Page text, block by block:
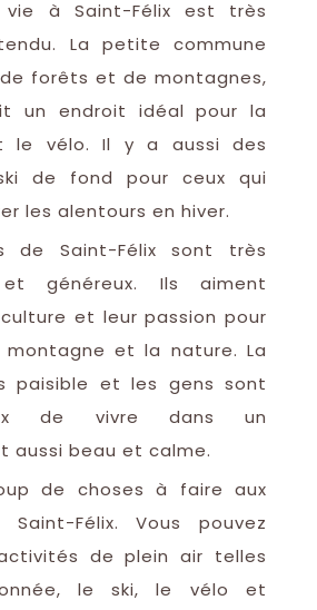
à Saint-Félix est très
La petite commune
forêts et de montagnes,
un endroit idéal pour la
le vélo. Il y a aussi des
de fond pour ceux qui
les alentours en hiver.
de Saint-Félix sont très
et généreux. Ils aiment
et leur passion pour
et la nature. La
paisible et les gens sont
de vivre dans un
aussi beau et calme.
de choses à faire aux
Félix. Vous pouvez
de plein air telles
le ski, le vélo et